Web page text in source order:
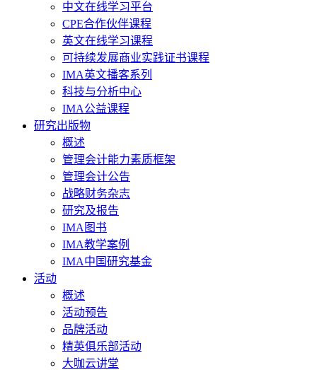
中文在线学习平台
CPE合作伙伴课程
英文在线学习课程
可持续发展商业实践证书课程
IMA英文播客系列
科技与分析中心
IMA公益课程
研究出版物
概述
管理会计能力素质框架
管理会计公告
战略财务杂志
研究及报告
IMA图书
IMA教学案例
IMA中国研究基金
活动
概述
活动预告
品牌活动
精英俱乐部活动
大咖云讲堂